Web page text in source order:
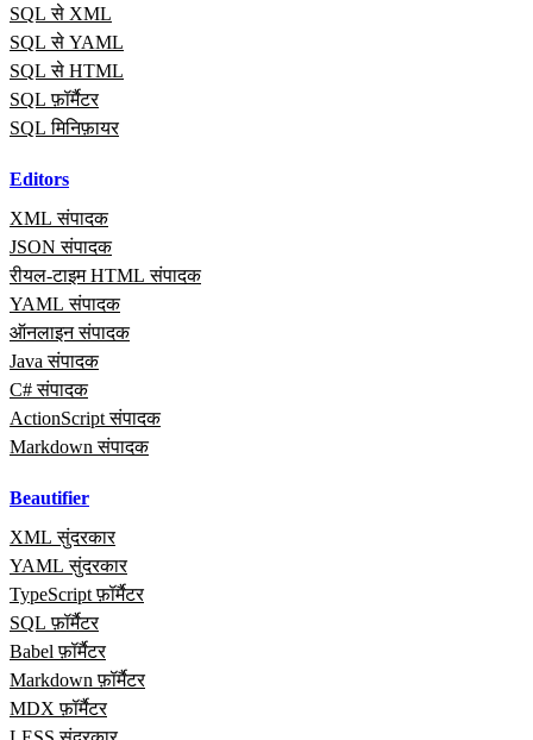
SQL से XML
SQL से YAML
SQL से HTML
SQL फ़ॉर्मैटर
SQL मिनिफ़ायर
Editors
XML संपादक
JSON संपादक
रीयल‑टाइम HTML संपादक
YAML संपादक
ऑनलाइन संपादक
Java संपादक
C# संपादक
ActionScript संपादक
Markdown संपादक
Beautifier
XML सुंदरकार
YAML सुंदरकार
TypeScript फ़ॉर्मैटर
SQL फ़ॉर्मैटर
Babel फ़ॉर्मैटर
Markdown फ़ॉर्मैटर
MDX फ़ॉर्मैटर